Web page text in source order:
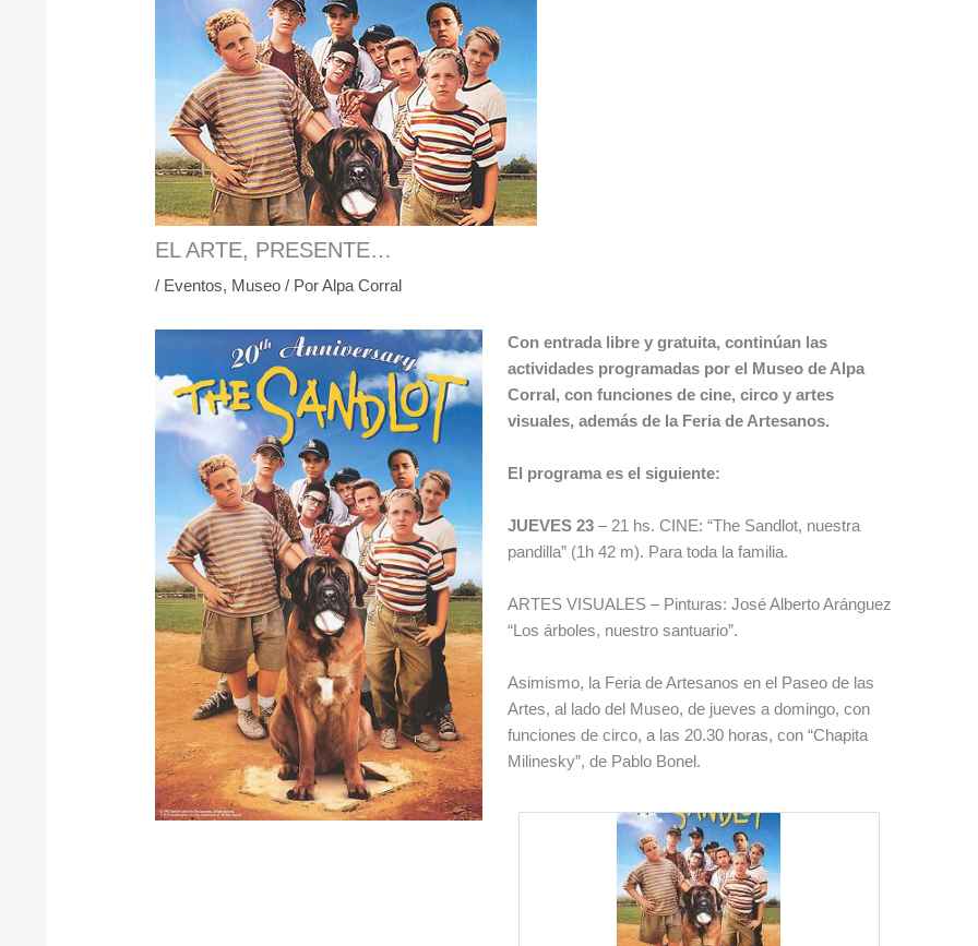
EL ARTE, PRESENTE…
/ Eventos, Museo / PorAlpa Corral
Con entrada libre y gratuita, continúan las
actividades programadas por el Museo de Alpa
Corral, con funciones de cine, circo y artes
visuales, además de la Feria de Artesanos.
El programa es el siguiente:
JUEVES 23– 21 hs. CINE: “The Sandlot, nuestra
pandilla” (1h 42 m). Para toda la familia.
ARTES VISUALES – Pinturas: José Alberto Aránguez
“Los árboles, nuestro santuario”.
Asimismo, la Feria de Artesanos en el Paseo de las
Artes, al lado del Museo, de jueves a domingo, con
funciones de circo, a las 20.30 horas, con “Chapita
Milinesky”, de Pablo Bonel.